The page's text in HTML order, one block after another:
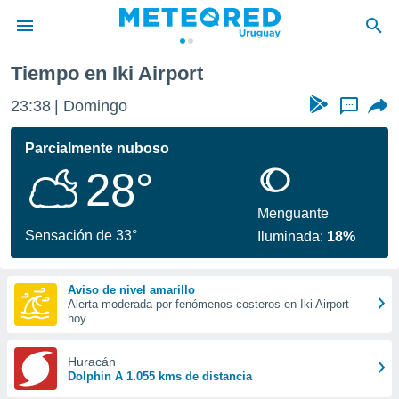
de
ha
que se
calidad.
a este
las
y
forma
digital
basada
Tiempo en Iki Airport
23:38 Domingo ...
Parcialmente nuboso
28°
Sensación de 33°
Menguante
Iluminada: 18%
Aviso de nivel amarillo
Alerta moderada por fenómenos costeros en Iki Airport
hoy
Huracán
Dolphin A 1.055 kms de distancia